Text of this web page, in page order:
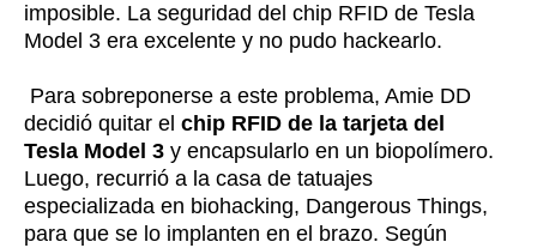
imposible. La seguridad del chip RFID de Tesla
Model 3 era excelente y no pudo hackearlo.
Para sobreponerse a este problema, Amie DD
decidió quitar el chip RFID de la tarjeta del
Tesla Model 3 y encapsularlo en un biopolímero.
Luego, recurrió a la casa de tatuajes
especializada en biohacking, Dangerous Things,
para que se lo implanten en el brazo. Según